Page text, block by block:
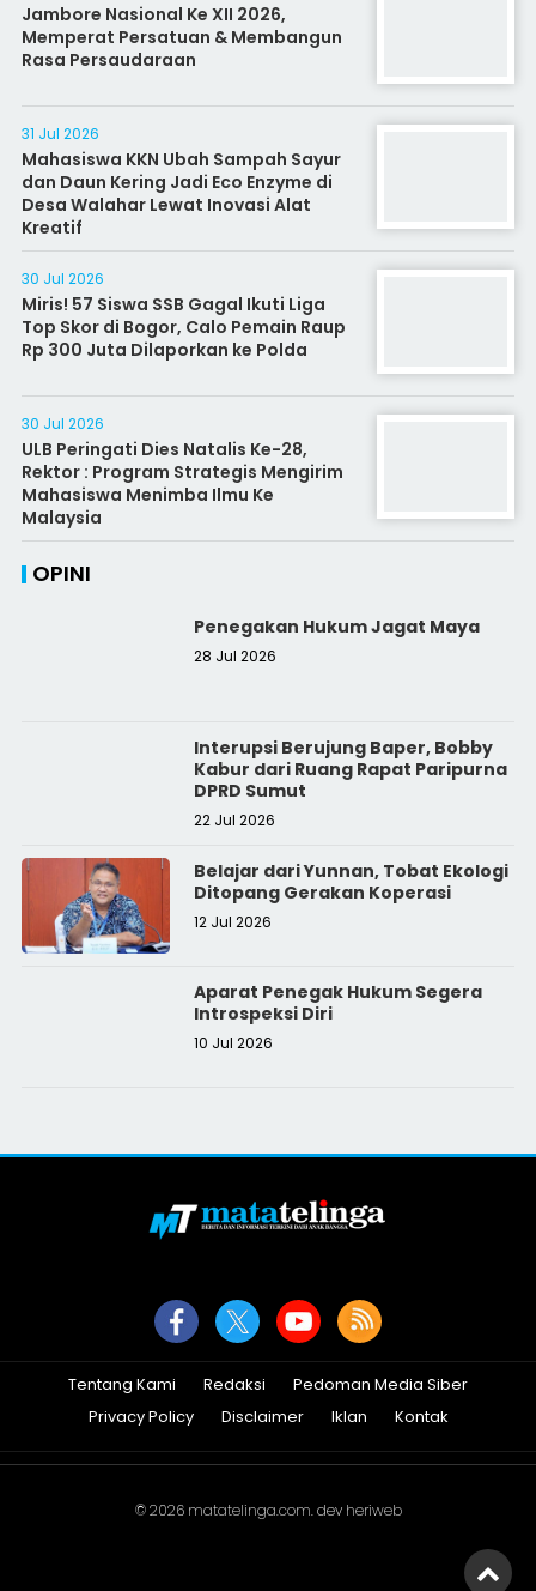
Jambore Nasional Ke XII 2026,
Memperat Persatuan & Membangun
Rasa Persaudaraan
31 Jul 2026
Mahasiswa KKN Ubah Sampah Sayur
dan Daun Kering Jadi Eco Enzyme di
Desa Walahar Lewat Inovasi Alat
Kreatif
30 Jul 2026
Miris! 57 Siswa SSB Gagal Ikuti Liga
Top Skor di Bogor, Calo Pemain Raup
Rp 300 Juta Dilaporkan ke Polda
30 Jul 2026
ULB Peringati Dies Natalis Ke-28,
Rektor : Program Strategis Mengirim
Mahasiswa Menimba Ilmu Ke
Malaysia
OPINI
Penegakan Hukum Jagat Maya
28 Jul 2026
Interupsi Berujung Baper, Bobby
Kabur dari Ruang Rapat Paripurna
DPRD Sumut
22 Jul 2026
Belajar dari Yunnan, Tobat Ekologi
Ditopang Gerakan Koperasi
12 Jul 2026
Aparat Penegak Hukum Segera
Introspeksi Diri
10 Jul 2026
Tentang Kami Redaksi
Pedoman Media Siber
Privacy Policy
Disclaimer Iklan Kontak
© 2026 matatelinga.com. dev heriweb